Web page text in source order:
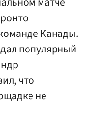
Канады.
популярный
что
не